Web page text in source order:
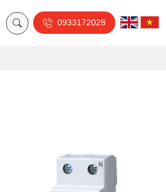
0933172028